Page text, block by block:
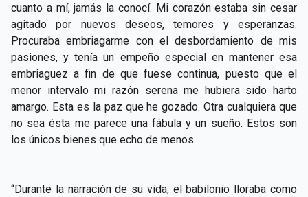
cuanto a mí, jamás la conocí. Mi corazón estaba sin cesar
agitado por nuevos deseos, temores y esperanzas.
Procuraba embriagarme con el desbordamiento de mis
pasiones, y tenía un empeño especial en mantener esa
embriaguez a fin de que fuese continua, puesto que el
menor intervalo mi razón serena me hubiera sido harto
amargo. Esta es la paz que he gozado. Otra cualquiera que
no sea ésta me parece una fábula y un sueño. Estos son
los únicos bienes que echo de menos.
“Durante la narración de su vida, el babilonio lloraba como